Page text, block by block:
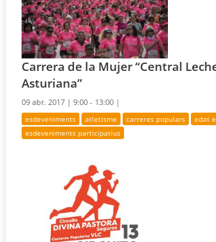
Carrera de la Mujer “Central
Asturiana”
09 abr. 2017 |9:00 - 13:00 |
esdeveniments atletisme carreres populars
edat
esdeveniments participatius